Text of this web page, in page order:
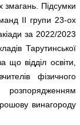
змагань. Підсумки
ІІ групи 23-ох
за 2022/2023
Тарутинської
що відділ освіти,
фізичного
розпорядженням
винагороду